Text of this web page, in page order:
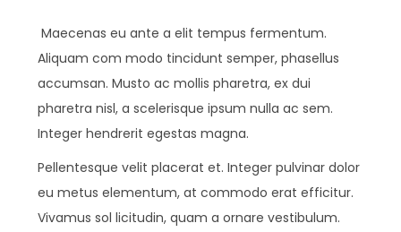
Maecenas eu ante a elit tempus fermentum.
Aliquam com modo tincidunt semper, phasellus
accumsan. Musto ac mollis pharetra, ex dui
pharetra nisl, a scelerisque ipsum nulla ac sem.
Integer hendrerit egestas magna.
Pellentesque velit placerat et. Integer pulvinar dolor
eu metus elementum, at commodo erat efficitur.
Vivamus sol licitudin, quam a ornare vestibulum.